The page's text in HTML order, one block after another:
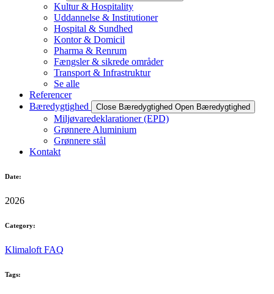
Kultur & Hospitality
Uddannelse & Institutioner
Hospital & Sundhed
Kontor & Domicil
Pharma & Renrum
Fængsler & sikrede områder
Transport & Infrastruktur
Se alle
Referencer
Bæredygtighed
Close Bæredygtighed Open Bæredygtighed
Miljøvaredeklarationer (EPD)
Grønnere Aluminium
Grønnere stål
Kontakt
Date:
2026
Category:
Klimaloft FAQ
Tags: